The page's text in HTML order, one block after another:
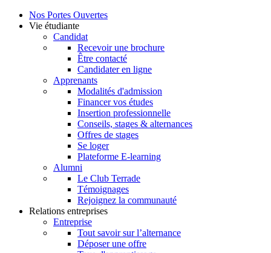
Nos Portes Ouvertes
Vie étudiante
Candidat
Recevoir une brochure
Être contacté
Candidater en ligne
Apprenants
Modalités d'admission
Financer vos études
Insertion professionnelle
Conseils, stages & alternances
Offres de stages
Se loger
Plateforme E-learning
Alumni
Le Club Terrade
Témoignages
Rejoignez la communauté
Relations entreprises
Entreprise
Tout savoir sur l’alternance
Déposer une offre